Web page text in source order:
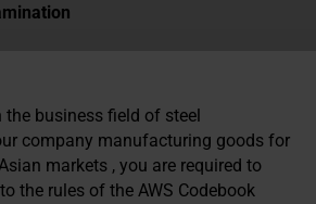
business field of steel
company manufacturing goods for
markets , you are required to
the rules of the AWS Codebook